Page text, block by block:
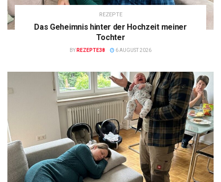
REZEPTE
Das Geheimnis hinter der Hochzeit meiner
Tochter
BY REZEPTE38 6 AUGUST 2026